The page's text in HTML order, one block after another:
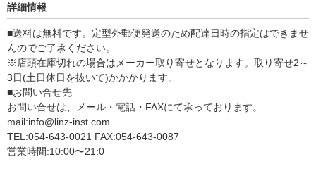
詳細情報
■送料は無料です。定型外郵便発送のため配達日時の指定はできませ
んのでご了承ください。
※店頭在庫切れの場合はメーカー取り寄せとなります。取り寄せ2～
3日(土日休日を抜いて)かかかります。
■お問い合せ先
お問い合せは、メール・電話・FAXにて承っております。
mail:info@linz-inst.com
TEL:054-643-0021 FAX:054-643-0087
営業時間:10:00〜21:0